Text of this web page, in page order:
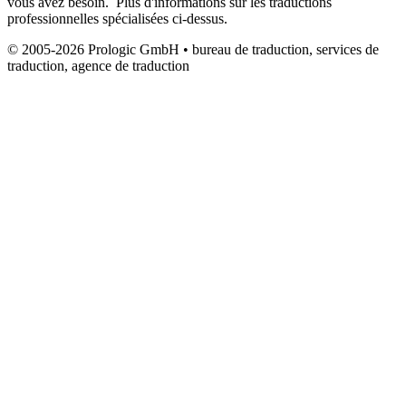
professionnelles spécialisées ci-dessus.
© 2005-2026 Prologic GmbH • bureau de traduction, services de
traduction, agence de traduction